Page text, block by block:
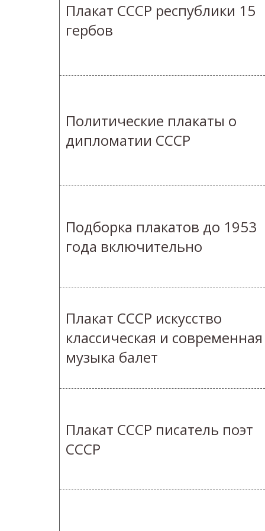
Плакат СССР республики 15
гербов
Политические плакаты о
дипломатии СССР
Подборка плакатов до 1953
года включительно
Плакат СССР искусство
классическая и современная
музыка балет
Плакат СССР писатель поэт
СССР